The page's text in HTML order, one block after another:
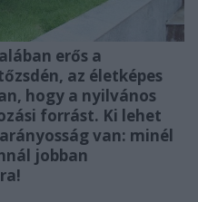
erős a
az életképes
hogy a nyilvános
forrást. Ki lehet
van: minél
jobban